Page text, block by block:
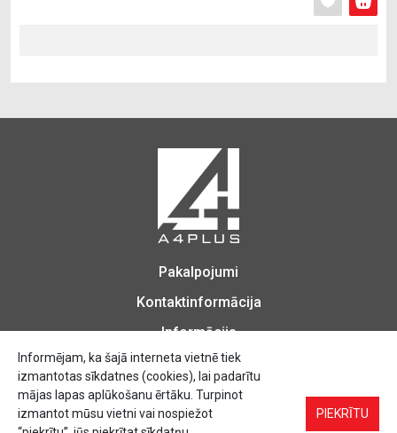
Biroja Preces, Zīmogu izgatavošana, Printēšana, Kopēšana, Iesiešana,
Vizītkartes, Skrejlapas, Uzlīmes.
Pakalpojumi
Kontaktinformācija
Informācija
Informējam, ka šajā interneta vietnē tiek
izmantotas sīkdatnes (cookies), lai padarītu
mājas lapas aplūkošanu ērtāku. Turpinot
izmantot mūsu vietni vai nospiežot
PIEKRĪTU